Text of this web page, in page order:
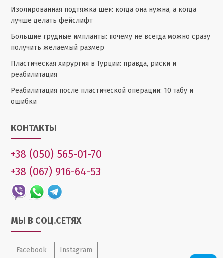
Изолированная подтяжка шеи: когда она нужна, а когда
лучше делать фейслифт
Большие грудные импланты: почему не всегда можно сразу
получить желаемый размер
Пластическая хирургия в Турции: правда, риски и
реабилитация
Реабилитация после пластической операции: 10 табу и
ошибки
КОНТАКТЫ
+38 (050) 565-01-70
+38 (067) 916-64-53
МЫ В СОЦ.СЕТЯХ
Facebook Instagram